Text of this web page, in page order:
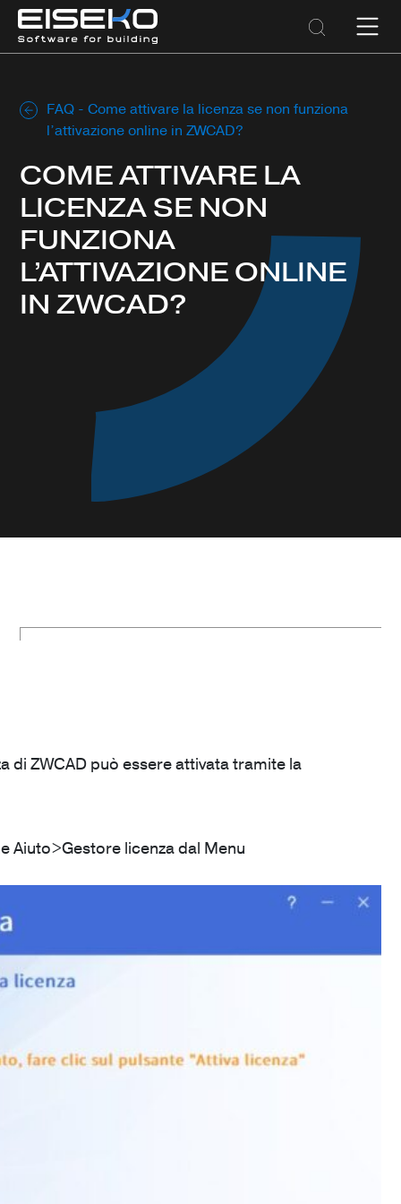
FAQ -Come attivare la licenza se non funziona
l’attivazione online in ZWCAD?
COME ATTIVARE LA
LICENZA SE NON
FUNZIONA
L’ATTIVAZIONE ONLINE
IN ZWCAD?
di ZWCAD può essere attivata tramite la
Aiuto>Gestore licenza dal Menu